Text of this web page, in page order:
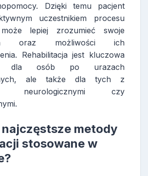
Dzięki temu pacjent
uczestnikiem procesu
lepiej zrozumieć swoje
oraz możliwości ich
Rehabilitacja jest kluczowa
dla osób po urazach
ale także dla tych z
neurologicznymi czy
najczęstsze metody
stosowane w